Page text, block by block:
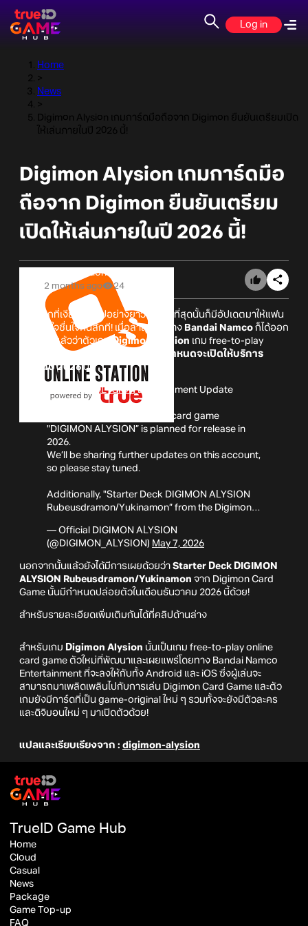
Log in
Home
>
News
>
Digimon Alysion เกมการ์ดมือถือจาก Digimon ยืนยันเตรียมเปิด
ให้เล่นภายในปี 2026 นี้!
Digimon Alysion เกมการ์ดมือ
ถือจาก Digimon ยืนยันเตรียม
เปิดให้เล่นภายในปี 2026 นี้!
Online Station
2 months ago
24
หลังจากที่เงียบหายไปอย่างยาวนาน ในที่สุดนั้นก็มีอัปเดตมาให้แฟน
ๆ ได้โล่งใจชื่นใจกันสักที! เมื่อล่าสุดนั้นทาง Bandai Namco ก็ได้ออก
มายืนยันแล้วว่าตัวเกม
Digimon Alysion เกม free-to-play
online card game ของดิจิมอนนั้น
มีกำหนดจะเปิดให้บริการ
ภายในปี 2026 นี้!
#DIGIMONALYSIONDevelopment Update
The new smartphone online card game
"DIGIMON ALYSION” is planned for release in
2026.
We’ll be sharing further updates on this account,
so please stay tuned.
Additionally, "Starter Deck DIGIMON ALYSION
Rubeusdramon/Yukinamon” from the Digimon…
— Official DIGIMON ALYSION
(@DIGIMON_ALYSION) May 7, 2026
นอกจากนั้นแล้วยังได้มีการเผยด้วยว่า Starter Deck DIGIMON
ALYSION
Rubeusdramon/Yukinamon จาก Digimon Card
Game นั้นมีกำหนดปล่อยตัวในเดือนธันวาคม 2026 นี้ด้วย!
สำหรับรายละเอียดเพิ่มเติมกันได้ที่คลิปด้านล่าง
สำหรับเกม Digimon Alysion นั้นเป็นเกม free-to-play online
card game ตัวใหม่ที่พัฒนาและเผยแพร่โดยทาง Bandai Namco
Entertainment ที่จะลงให้กับทั้ง Android และ iOS ซึ่งผู้เล่นจะ
สามารถมาเพลิดเพลินไปกับการเล่น Digimon Card Game และตัว
เกมยังมีการ์ดที่เป็น game-original ใหม่ ๆ รวมทั้งจะยังมีตัวละคร
และดิจิมอนใหม่ ๆ มาเปิดตัวด้วย!
แปลและเรียบเรียงจาก : digimon-alysion
TrueID Game Hub
Home
Cloud
Casual
News
Package
Game Top-up
FAQ